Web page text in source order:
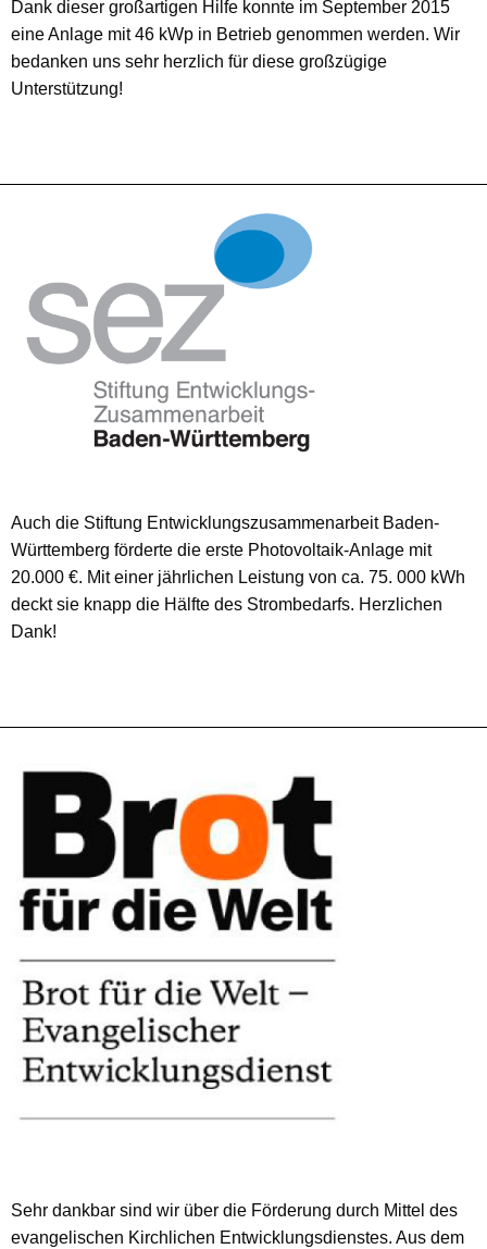
Dank dieser großartigen Hilfe konnte im September 2015
eine Anlage mit 46 kWp in Betrieb genommen werden. Wir
bedanken uns sehr herzlich für diese großzügige
Unterstützung!
Auch die Stiftung Entwicklungszusammenarbeit Baden-
Württemberg förderte die erste Photovoltaik-Anlage mit
20.000 €. Mit einer jährlichen Leistung von ca. 75. 000 kWh
deckt sie knapp die Hälfte des Strombedarfs. Herzlichen
Dank!
Sehr dankbar sind wir über die Förderung durch Mittel des
evangelischen Kirchlichen Entwicklungsdienstes. Aus dem